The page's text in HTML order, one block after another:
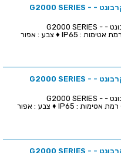
קופסת זיווד מפוליקרבונט - G2000 SERIES -
קופסת זיווד מפוליקרבונט - G2000 SERIES -
195X80X55MM ♦ רמת אטימות : IP65 ♦ צבע : אפור
קופסת זיווד מפוליקרבונט - G2000 SERIES -
קופסת זיווד מפוליקרבונט - G2000 SERIES -
200X120X75MM ♦ רמת אטימות : IP65 ♦ צבע : אפור
קופסת זיווד מפוליקרבונט - G2000 SERIES -